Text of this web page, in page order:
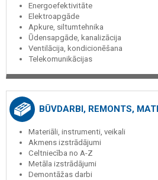
Energoefektivitāte
Elektroapgāde
Apkure, siltumtehnika
Ūdensapgāde, kanalizācija
Ventilācija, kondicionēšana
Telekomunikācijas
BŪVDARBI, REMONTS,
Materiāli, instrumenti, veikali
Akmens izstrādājumi
Celtniecība no A-Z
Metāla izstrādājumi
Demontāžas darbi